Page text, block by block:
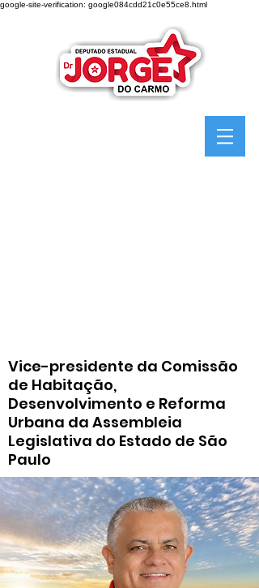
google-site-verification: google084cdd21c0e55ce8.html
Vice-presidente da Comissão
de Habitação,
Desenvolvimento e Reforma
Urbana da Assembleia
Legislativa do Estado de São
Paulo